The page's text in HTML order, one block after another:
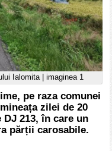
Ialomita | imaginea 1
pe raza comunei
zilei de 20
213, în care un
părții carosabile.